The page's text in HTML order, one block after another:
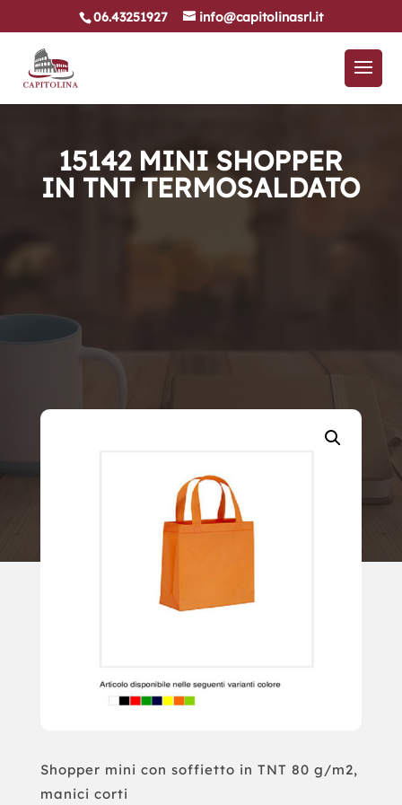
06.43251927 info@capitolinasrl.it
15142 MINI SHOPPER
IN TNT TERMOSALDATO
Shopper mini con soffietto in TNT 80 g/m2,
manici corti